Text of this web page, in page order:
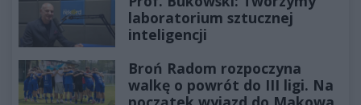
laboratorium sztucznej
inteligencji
Broń Radom rozpoczyna
walkę o powrót do III ligi. Na